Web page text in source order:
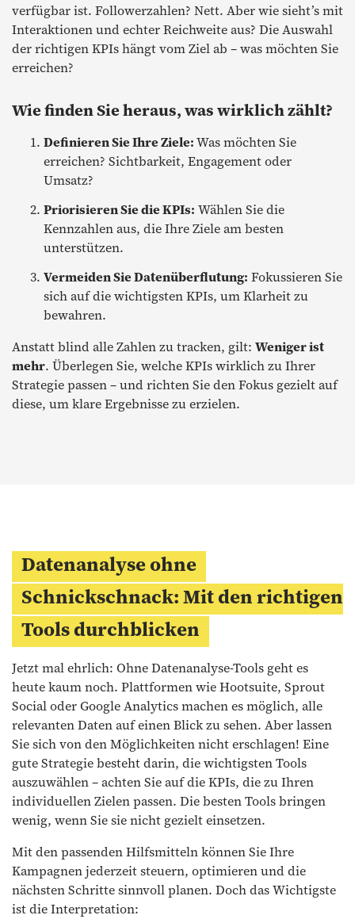
verfügbar ist. Followerzahlen? Nett. Aber wie sieht’s mit
Interaktionen und echter Reichweite aus? Die Auswahl
der richtigen KPIs hängt vom Ziel ab – was möchten Sie
erreichen?
Wie finden Sie heraus, was wirklich zählt?
Definieren Sie Ihre Ziele:Was möchten Sie
erreichen? Sichtbarkeit, Engagement oder
Umsatz?
Priorisieren Sie die KPIs: Wählen Sie die
Kennzahlen aus, die Ihre Ziele am besten
unterstützen.
Vermeiden Sie Datenüberflutung: Fokussieren Sie
sich auf die wichtigsten KPIs, um Klarheit zu
bewahren.
Anstatt blind alle Zahlen zu tracken, gilt: Weniger ist
mehr. Überlegen Sie, welche KPIs wirklich zu Ihrer
Strategie passen – und richten Sie den Fokus gezielt auf
diese, um klare Ergebnisse zu erzielen.
Datenanalyse ohne
Schnickschnack: Mit den richtigen
Tools durchblicken
Jetzt mal ehrlich: Ohne Datenanalyse-Tools geht es
heute kaum noch. Plattformen wie Hootsuite, Sprout
Social oder Google Analytics machen es möglich, alle
relevanten Daten auf einen Blick zu sehen. Aber lassen
Sie sich von den Möglichkeiten nicht erschlagen! Eine
gute Strategie besteht darin, die wichtigsten Tools
auszuwählen – achten Sie auf die KPIs, die zu Ihren
individuellen Zielen passen. Die besten Tools bringen
wenig, wenn Sie sie nicht gezielt einsetzen.
Mit den passenden Hilfsmitteln können Sie Ihre
Kampagnen jederzeit steuern, optimieren und die
nächsten Schritte sinnvoll planen. Doch das Wichtigste
ist die Interpretation: